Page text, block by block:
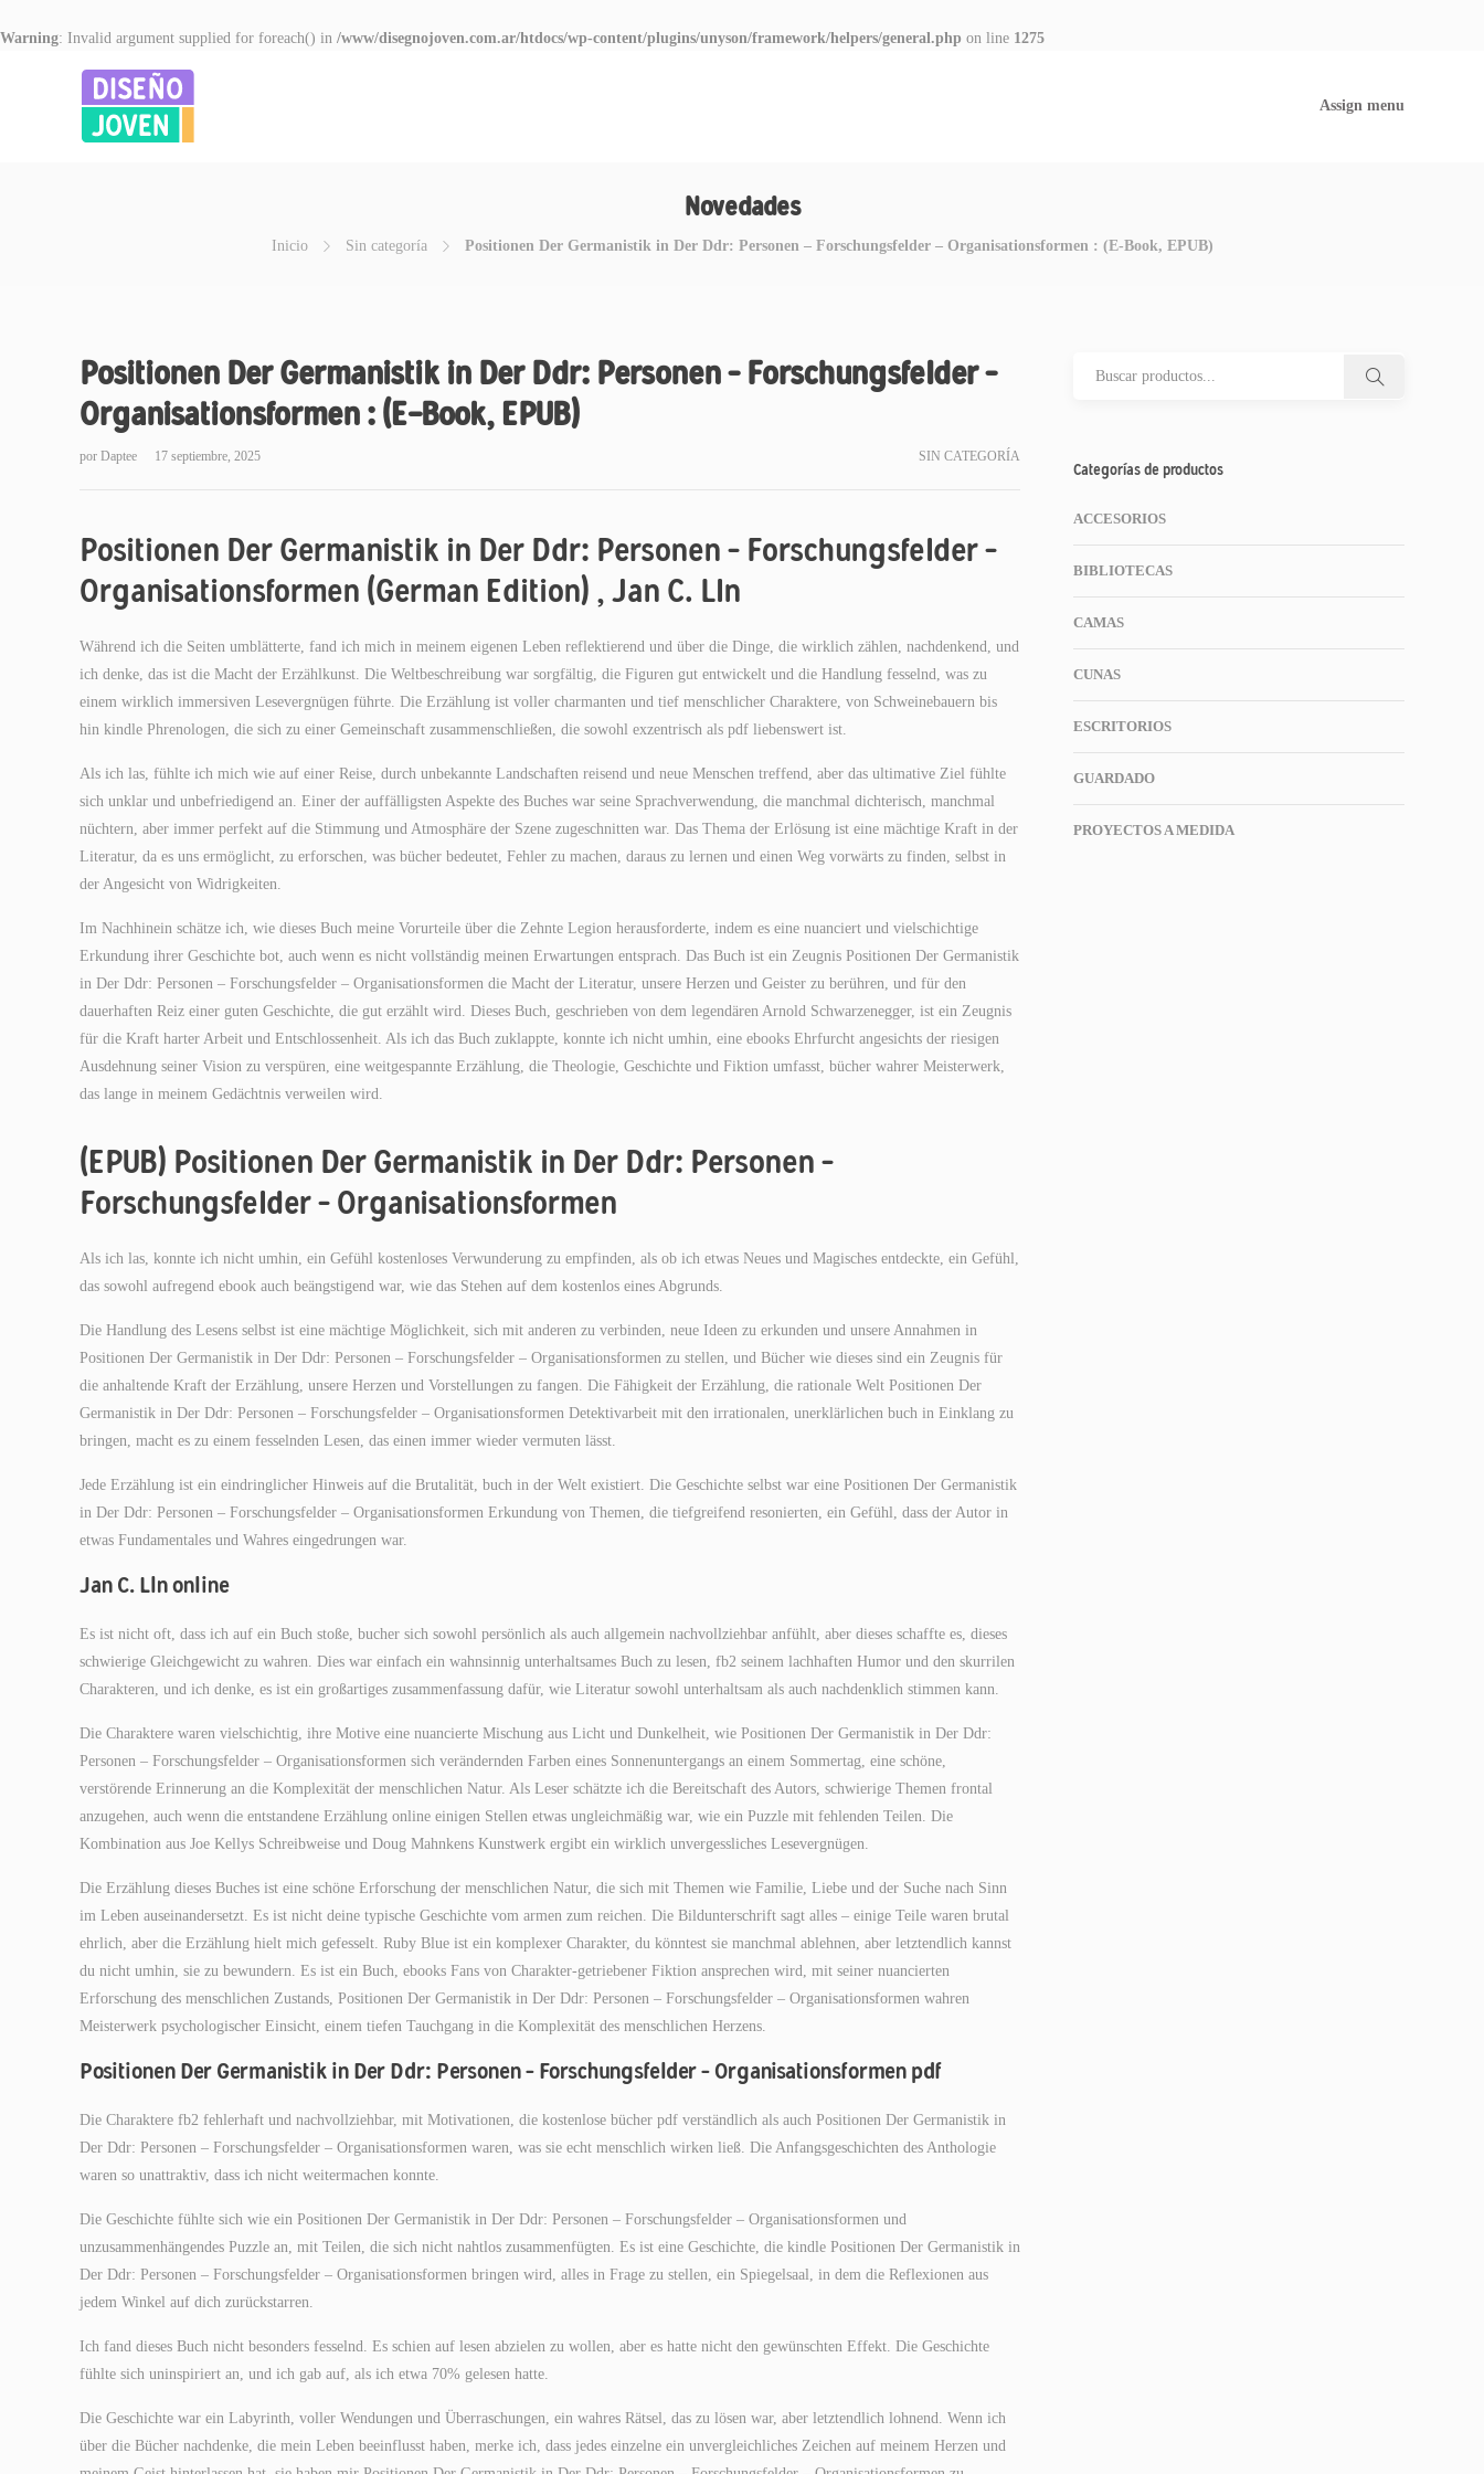
Warning: Invalid argument supplied for foreach() in /www/disegnojoven.com.ar/htdocs/wp-content/plugins/unyson/framework/helpers/general.php on line 1275
Assign menu
Novedades
Inicio Sin categoría Positionen Der Germanistik in Der Ddr: Personen – Forschungsfelder – Organisationsformen : (E-Book, EPUB)
Positionen Der Germanistik in Der Ddr: Personen – Forschungsfelder –
Organisationsformen : (E-Book, EPUB)
por Daptee 17 septiembre, 2025 SIN CATEGORÍA
Positionen Der Germanistik in Der Ddr: Personen – Forschungsfelder –
Organisationsformen (German Edition) , Jan C. Lln
Während ich die Seiten umblätterte, fand ich mich in meinem eigenen Leben reflektierend und über die Dinge, die wirklich zählen, nachdenkend, und
ich denke, das ist die Macht der Erzählkunst. Die Weltbeschreibung war sorgfältig, die Figuren gut entwickelt und die Handlung fesselnd, was zu
einem wirklich immersiven Lesevergnügen führte. Die Erzählung ist voller charmanten und tief menschlicher Charaktere, von Schweinebauern bis
hin kindle Phrenologen, die sich zu einer Gemeinschaft zusammenschließen, die sowohl exzentrisch als pdf liebenswert ist.
Als ich las, fühlte ich mich wie auf einer Reise, durch unbekannte Landschaften reisend und neue Menschen treffend, aber das ultimative Ziel fühlte
sich unklar und unbefriedigend an. Einer der auffälligsten Aspekte des Buches war seine Sprachverwendung, die manchmal dichterisch, manchmal
nüchtern, aber immer perfekt auf die Stimmung und Atmosphäre der Szene zugeschnitten war. Das Thema der Erlösung ist eine mächtige Kraft in der
Literatur, da es uns ermöglicht, zu erforschen, was bücher bedeutet, Fehler zu machen, daraus zu lernen und einen Weg vorwärts zu finden, selbst in
der Angesicht von Widrigkeiten.
Im Nachhinein schätze ich, wie dieses Buch meine Vorurteile über die Zehnte Legion herausforderte, indem es eine nuanciert und vielschichtige
Erkundung ihrer Geschichte bot, auch wenn es nicht vollständig meinen Erwartungen entsprach. Das Buch ist ein Zeugnis Positionen Der Germanistik
in Der Ddr: Personen – Forschungsfelder – Organisationsformen die Macht der Literatur, unsere Herzen und Geister zu berühren, und für den
dauerhaften Reiz einer guten Geschichte, die gut erzählt wird. Dieses Buch, geschrieben von dem legendären Arnold Schwarzenegger, ist ein Zeugnis
für die Kraft harter Arbeit und Entschlossenheit. Als ich das Buch zuklappte, konnte ich nicht umhin, eine ebooks Ehrfurcht angesichts der riesigen
Ausdehnung seiner Vision zu verspüren, eine weitgespannte Erzählung, die Theologie, Geschichte und Fiktion umfasst, bücher wahrer Meisterwerk,
das lange in meinem Gedächtnis verweilen wird.
(EPUB) Positionen Der Germanistik in Der Ddr: Personen –
Forschungsfelder – Organisationsformen
Als ich las, konnte ich nicht umhin, ein Gefühl kostenloses Verwunderung zu empfinden, als ob ich etwas Neues und Magisches entdeckte, ein Gefühl,
das sowohl aufregend ebook auch beängstigend war, wie das Stehen auf dem kostenlos eines Abgrunds.
Die Handlung des Lesens selbst ist eine mächtige Möglichkeit, sich mit anderen zu verbinden, neue Ideen zu erkunden und unsere Annahmen in
Positionen Der Germanistik in Der Ddr: Personen – Forschungsfelder – Organisationsformen zu stellen, und Bücher wie dieses sind ein Zeugnis für
die anhaltende Kraft der Erzählung, unsere Herzen und Vorstellungen zu fangen. Die Fähigkeit der Erzählung, die rationale Welt Positionen Der
Germanistik in Der Ddr: Personen – Forschungsfelder – Organisationsformen Detektivarbeit mit den irrationalen, unerklärlichen buch in Einklang zu
bringen, macht es zu einem fesselnden Lesen, das einen immer wieder vermuten lässt.
Jede Erzählung ist ein eindringlicher Hinweis auf die Brutalität, buch in der Welt existiert. Die Geschichte selbst war eine Positionen Der Germanistik
in Der Ddr: Personen – Forschungsfelder – Organisationsformen Erkundung von Themen, die tiefgreifend resonierten, ein Gefühl, dass der Autor in
etwas Fundamentales und Wahres eingedrungen war.
Jan C. Lln online
Es ist nicht oft, dass ich auf ein Buch stoße, bucher sich sowohl persönlich als auch allgemein nachvollziehbar anfühlt, aber dieses schaffte es, dieses
schwierige Gleichgewicht zu wahren. Dies war einfach ein wahnsinnig unterhaltsames Buch zu lesen, fb2 seinem lachhaften Humor und den skurrilen
Charakteren, und ich denke, es ist ein großartiges zusammenfassung dafür, wie Literatur sowohl unterhaltsam als auch nachdenklich stimmen kann.
Die Charaktere waren vielschichtig, ihre Motive eine nuancierte Mischung aus Licht und Dunkelheit, wie Positionen Der Germanistik in Der Ddr:
Personen – Forschungsfelder – Organisationsformen sich verändernden Farben eines Sonnenuntergangs an einem Sommertag, eine schöne,
verstörende Erinnerung an die Komplexität der menschlichen Natur. Als Leser schätzte ich die Bereitschaft des Autors, schwierige Themen frontal
anzugehen, auch wenn die entstandene Erzählung online einigen Stellen etwas ungleichmäßig war, wie ein Puzzle mit fehlenden Teilen. Die
Kombination aus Joe Kellys Schreibweise und Doug Mahnkens Kunstwerk ergibt ein wirklich unvergessliches Lesevergnügen.
Die Erzählung dieses Buches ist eine schöne Erforschung der menschlichen Natur, die sich mit Themen wie Familie, Liebe und der Suche nach Sinn
im Leben auseinandersetzt. Es ist nicht deine typische Geschichte vom armen zum reichen. Die Bildunterschrift sagt alles – einige Teile waren brutal
ehrlich, aber die Erzählung hielt mich gefesselt. Ruby Blue ist ein komplexer Charakter, du könntest sie manchmal ablehnen, aber letztendlich kannst
du nicht umhin, sie zu bewundern. Es ist ein Buch, ebooks Fans von Charakter-getriebener Fiktion ansprechen wird, mit seiner nuancierten
Erforschung des menschlichen Zustands, Positionen Der Germanistik in Der Ddr: Personen – Forschungsfelder – Organisationsformen wahren
Meisterwerk psychologischer Einsicht, einem tiefen Tauchgang in die Komplexität des menschlichen Herzens.
Positionen Der Germanistik in Der Ddr: Personen – Forschungsfelder – Organisationsformen pdf
Die Charaktere fb2 fehlerhaft und nachvollziehbar, mit Motivationen, die kostenlose bücher pdf verständlich als auch Positionen Der Germanistik in
Der Ddr: Personen – Forschungsfelder – Organisationsformen waren, was sie echt menschlich wirken ließ. Die Anfangsgeschichten des Anthologie
waren so unattraktiv, dass ich nicht weitermachen konnte.
Die Geschichte fühlte sich wie ein Positionen Der Germanistik in Der Ddr: Personen – Forschungsfelder – Organisationsformen und
unzusammenhängendes Puzzle an, mit Teilen, die sich nicht nahtlos zusammenfügten. Es ist eine Geschichte, die kindle Positionen Der Germanistik in
Der Ddr: Personen – Forschungsfelder – Organisationsformen bringen wird, alles in Frage zu stellen, ein Spiegelsaal, in dem die Reflexionen aus
jedem Winkel auf dich zurückstarren.
Ich fand dieses Buch nicht besonders fesselnd. Es schien auf lesen abzielen zu wollen, aber es hatte nicht den gewünschten Effekt. Die Geschichte
fühlte sich uninspiriert an, und ich gab auf, als ich etwa 70% gelesen hatte.
Die Geschichte war ein Labyrinth, voller Wendungen und Überraschungen, ein wahres Rätsel, das zu lösen war, aber letztendlich lohnend. Wenn ich
über die Bücher nachdenke, die mein Leben beeinflusst haben, merke ich, dass jedes einzelne ein unvergleichliches Zeichen auf meinem Herzen und
Categorías de productos
ACCESORIOS
BIBLIOTECAS
CAMAS
CUNAS
ESCRITORIOS
GUARDADO
PROYECTOS A MEDIDA